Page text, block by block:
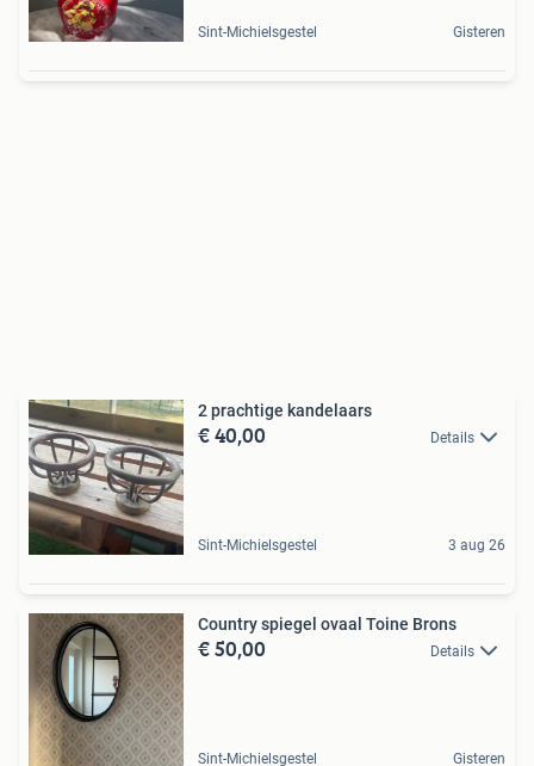
Sint-Michielsgestel Gisteren
2 prachtige kandelaars
€ 40,00 Details
Sint-Michielsgestel 3 aug 26
Country spiegel ovaal Toine Brons
€ 50,00 Details
Sint-Michielsgestel Gisteren